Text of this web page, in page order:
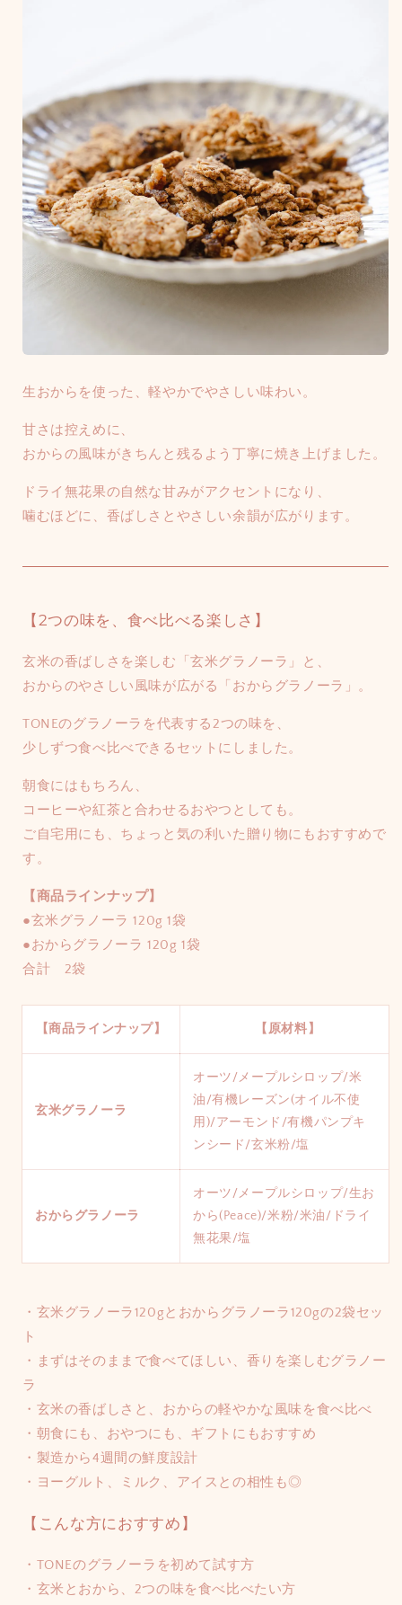
生おからを使った、軽やかでやさしい味わい。
甘さは控えめに、
おからの風味がきちんと残るよう丁寧に焼き上げました。
ドライ無花果の自然な甘みがアクセントになり、
噛むほどに、香ばしさとやさしい余韻が広がります。
【 2つの味を、食べ比べる楽しさ】
玄米の香ばしさを楽しむ「玄米グラノーラ」と、
おからのやさしい風味が広がる「おからグラノーラ」。
TONEのグラノーラを代表する2つの味を、
少しずつ食べ比べできるセットにしました。
朝食にはもちろん、
コーヒーや紅茶と合わせるおやつとしても。
ご自宅用にも、ちょっと気の利いた贈り物にもおすすめで
す。
【商品ラインナップ】
●玄米グラノーラ 120g 1袋
●おからグラノーラ 120g 1袋
合計 2袋
【商品ラインナップ】 【原材料】
玄米グラノーラ
オーツ/メープルシロップ/米
油/有機レーズン(オイル不使
用)/アーモンド/有機パンプキ
ンシード/玄米粉/塩
おからグラノーラ
オーツ/メープルシロップ/生お
から(Peace)/米粉/米油/ドライ
無花果/塩
・玄米グラノーラ120gとおからグラノーラ120gの2袋セッ
ト
・まずはそのままで食べてほしい、香りを楽しむグラノー
ラ
・玄米の香ばしさと、おからの軽やかな風味を食べ比べ
・朝食にも、おやつにも、ギフトにもおすすめ
・製造から4週間の鮮度設計
・ヨーグルト、ミルク、アイスとの相性も◎
【 こんな方におすすめ】
・TONEのグラノーラを初めて試す方
・玄米とおから、2つの味を食べ比べたい方